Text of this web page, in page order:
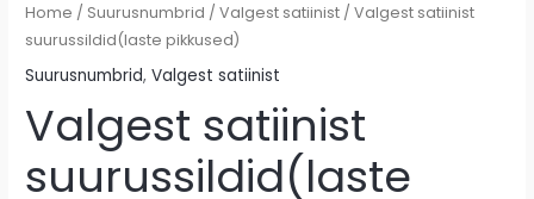
Home / Suurusnumbrid /Valgest satiinist / Valgest satiinist
suurussildid(laste pikkused)
Suurusnumbrid,Valgest satiinist
Valgest satiinist
suurussildid(laste